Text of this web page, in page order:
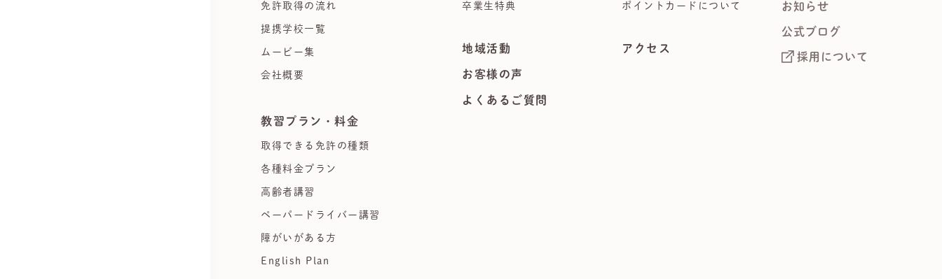
免許取得の流れ
提携学校一覧
ムービー集
会社概要
教習プラン・料金
取得できる免許の種類
各種料金プラン
高齢者講習
ペーパードライバー講習
障がいがある方
English Plan
卒業生特典
地域活動
お客様の声
よくあるご質問
ポイントカードについて
アクセス
お知らせ
公式ブログ
採用について